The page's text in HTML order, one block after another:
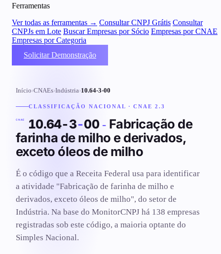
Ferramentas
Ver todas as ferramentas → Consultar CNPJ Grátis Consultar
CNPJs em Lote Buscar Empresas por Sócio Empresas por CNAE
Empresas por Categoria
Solicitar Demonstração
Início›CNAEs›Indústria›10.64-3-00
CLASSIFICAÇÃO NACIONAL · CNAE 2.3
CNAE 10.64-3-00- Fabricação de
farinha de milho e derivados,
exceto óleos de milho
É o código que a Receita Federal usa para identificar
a atividade "Fabricação de farinha de milho e
derivados, exceto óleos de milho", do setor de
Indústria. Na base do MonitorCNPJ há 138 empresas
registradas sob este código, a maioria optante do
Simples Nacional.